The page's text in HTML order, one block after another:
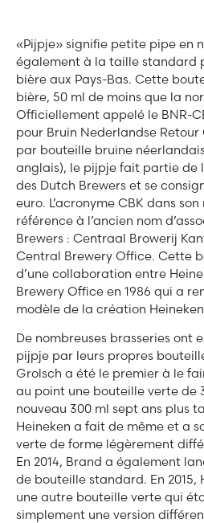
«Pijpje» signifie petite pipe en
également à la taille standard
bière aux Pays-Bas. Cette
bière, 50 ml de moins que la
Officiellement appelé le BNR-
pour Bruin Nederlandse
par bouteille bruine
anglais), le pijpje fait partie de
des Dutch Brewers et se
euro. L’acronyme CBK dans
référence à l’ancien nom
Brewers : Centraal Browerij
Central Brewery Office. Cette
d’une collaboration entre
Brewery Office en 1986 qui a
modèle de la création Heineken
De nombreuses brasseries ont
pijpje par leurs propres
Grolsch a été le premier à le
au point une bouteille verte de
nouveau 300 ml sept ans plus
Heineken a fait de même et a
verte de forme légèrement
En 2014, Brand a également
de bouteille standard. En 2015,
une autre bouteille verte qui
simplement une version